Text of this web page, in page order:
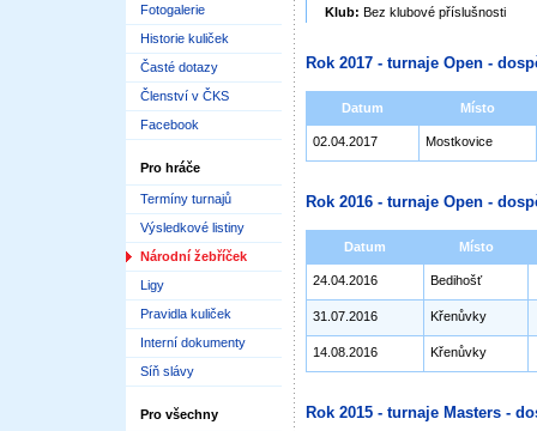
Fotogalerie
Historie kuliček
Časté dotazy
Členství v ČKS
Facebook
Pro hráče
Termíny turnajů
Výsledkové listiny
Národní žebříček
Ligy
Pravidla kuliček
Interní dokumenty
Síň slávy
Pro všechny
Klub: Bez klubové příslušnosti
Rok 2017 - turnaje Open -
Datum Místo
02.04.2017 Mostkovice
Rok 2016 - turnaje Open -
Datum Místo
24.04.2016 Bedihošť
31.07.2016 Křenůvky
14.08.2016 Křenůvky
Rok 2015 - turnaje Masters -